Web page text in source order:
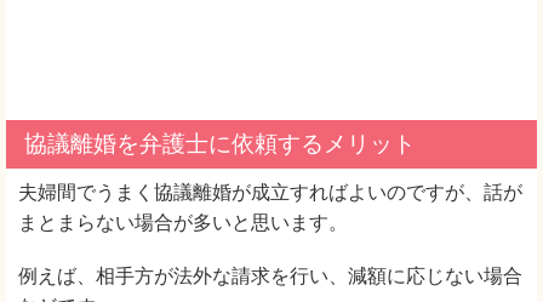
協議離婚を弁護士に依頼するメリット
夫婦間でうまく協議離婚が成立すればよいのですが、話が
まとまらない場合が多いと思います。
例えば、相手方が法外な請求を行い、減額に応じない場合